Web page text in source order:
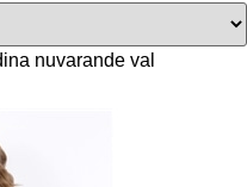
nuvarande val